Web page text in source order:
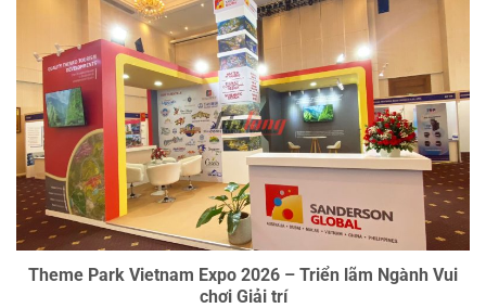
Theme Park Vietnam Expo 2026 – Triển lãm Ngành Vui
chơi Giải trí